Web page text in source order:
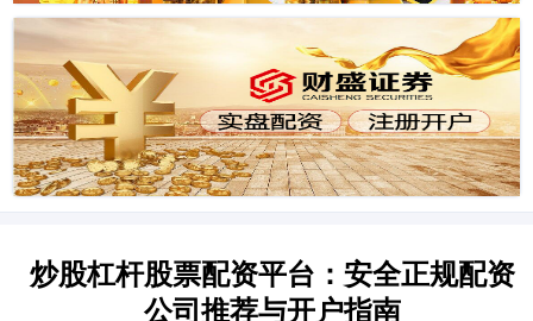
炒股杠杆股票配资平台：安全正规配资
公司推荐与开户指南